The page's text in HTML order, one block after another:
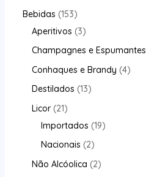
Bebidas 153
Aperitivos 3
Champagnes e Espumantes
Conhaques e Brandy 4
Destilados 13
Licor 21
Importados 19
Nacionais 2
Não Alcóolica 2